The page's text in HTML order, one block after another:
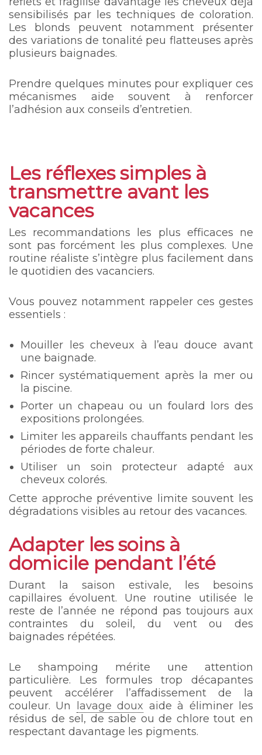
sensibilisés par les techniques de coloration.
Les blonds peuvent notamment présenter
des variations de tonalité peu flatteuses après
plusieurs baignades.
Prendre quelques minutes pour expliquer ces
mécanismes aide souvent à renforcer
l’adhésion aux conseils d’entretien.
Les réflexes simples à
transmettre avant les
vacances
Les recommandations les plus efficaces ne
sont pas forcément les plus complexes. Une
routine réaliste s’intègre plus facilement dans
le quotidien des vacanciers.
Vous pouvez notamment rappeler ces gestes
essentiels :
Mouiller les cheveux à l’eau douce avant
une baignade.
Rincer systématiquement après la mer ou
la piscine.
Porter un chapeau ou un foulard lors des
expositions prolongées.
Limiter les appareils chauffants pendant les
périodes de forte chaleur.
Utiliser un soin protecteur adapté aux
cheveux colorés.
Cette approche préventive limite souvent les
dégradations visibles au retour des vacances.
Adapter les soins à
domicile pendant l’été
Durant la saison estivale, les besoins
capillaires évoluent. Une routine utilisée le
reste de l’année ne répond pas toujours aux
contraintes du soleil, du vent ou des
baignades répétées.
Le shampoing mérite une attention
particulière. Les formules trop décapantes
peuvent accélérer l’affadissement de la
couleur. Un
lavage doux aide à éliminer les
résidus de sel, de sable ou de chlore tout en
respectant davantage les pigments.